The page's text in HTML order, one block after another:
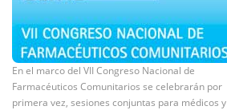
En el marco del VII Congreso Nacional de
Farmacéuticos Comunitarios se celebrarán por
primera vez, sesiones conjuntas para médicos y